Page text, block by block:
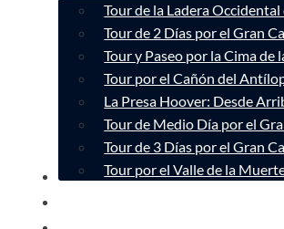
Tour de la Ladera
Tour de 2 Días por el Gran
Tour y Paseo por la Cima
Tour por el Cañón del
La Presa Hoover: Desde
Tour de Medio Día por el
Tour de 3 Días por el Gran
Tour por el Valle de la
CONÓCENOS